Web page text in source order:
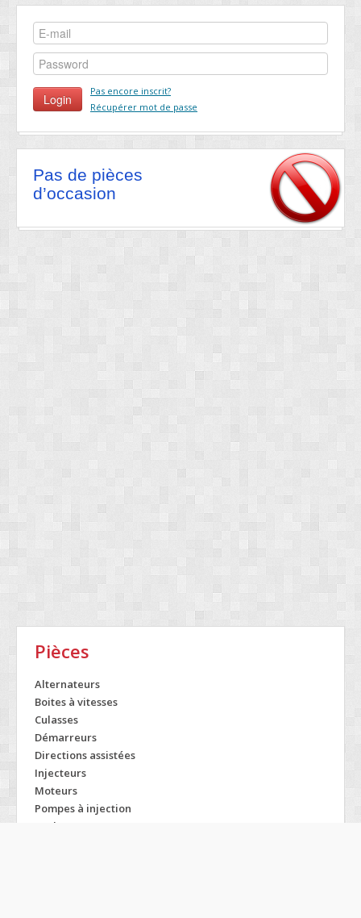
Pas encore inscrit?
Récupérer mot de passe
Pas de pièces
d’occasion
Pièces
Alternateurs
Boites à vitesses
Culasses
Démarreurs
Directions assistées
Injecteurs
Moteurs
Pompes à injection
Turbos